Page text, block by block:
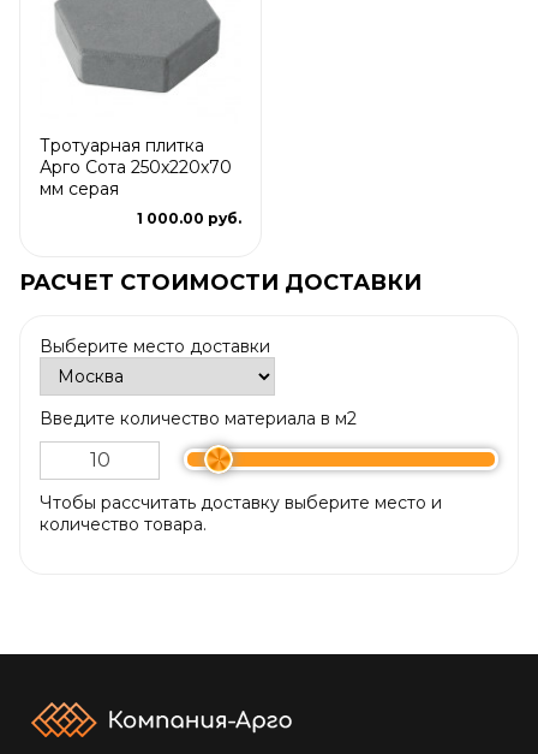
Тротуарная плитка
Арго Сота 250x220x70
мм серая
1 000.00 руб.
РАСЧЕТ СТОИМОСТИ ДОСТАВКИ
Выберите место доставки
Введите количество материала в м2
Чтобы рассчитать доставку выберите место и
количество товара.